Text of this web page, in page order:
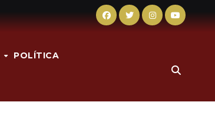
POLÍTICA